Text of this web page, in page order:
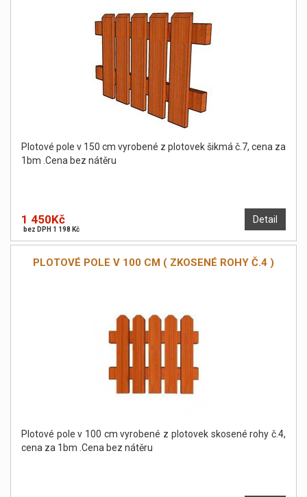
Plotové pole v 150 cm vyrobené z plotovek šikmá č.7, cena za
1bm .Cena bez nátěru
Detail
1 450Kč
bez DPH 1 198 Kč
PLOTOVÉ POLE V 100 CM ( ZKOSENÉ ROHY Č.4 )
Plotové pole v 100 cm vyrobené z plotovek skosené rohy č.4,
cena za 1bm .Cena bez nátěru